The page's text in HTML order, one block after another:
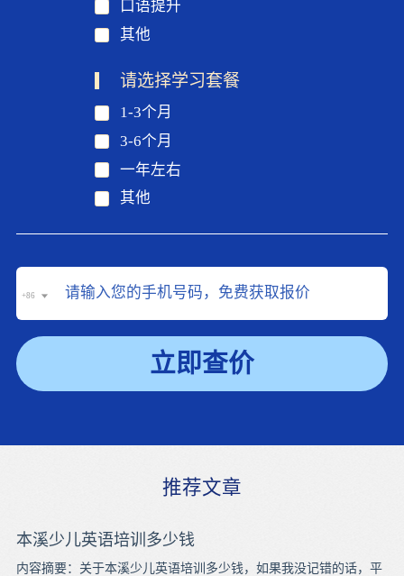
口语提升
其他
请选择学习套餐
1-3个月
3-6个月
一年左右
其他
+86
立即查价
推荐文章
本溪少儿英语培训多少钱
内容摘要：关于本溪少儿英语培训多少钱，如果我没记错的话，平